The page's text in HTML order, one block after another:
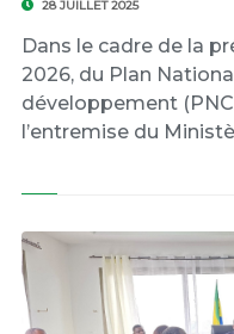
28 JUILLET 2025
Dans le cadre de la
2026, du Plan
développement
l’entremise du